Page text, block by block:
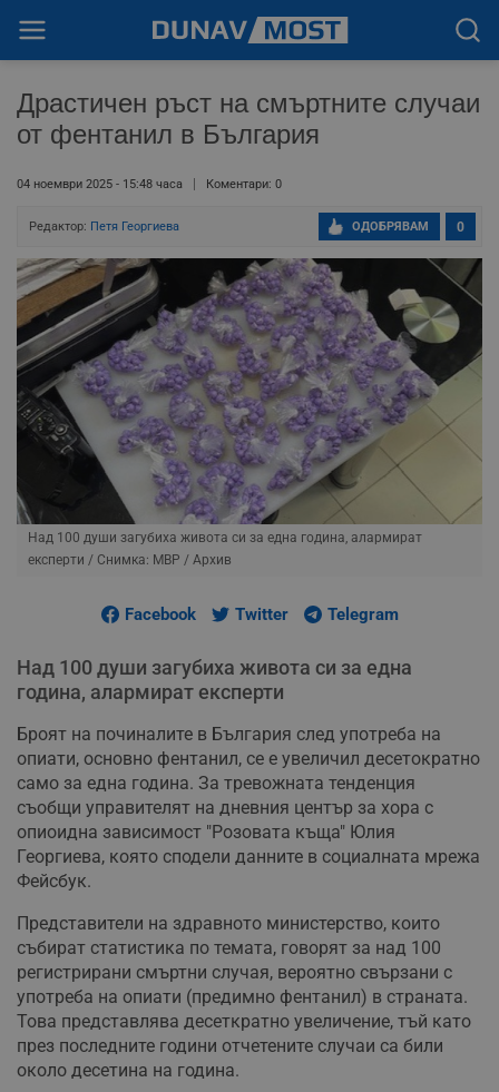
Драстичен ръст на смъртните случаи
от фентанил в България
04 ноември 2025 - 15:48 часа Коментари: 0
Редактор: Петя Георгиева 0
ОДОБРЯВАМ
Над 100 души загубиха живота си за една година, алармират
експерти / Снимка: МВР / Архив
Facebook Twitter Telegram
Над 100 души загубиха живота си за една
година, алармират експерти
Броят на починалите в България след употреба на
опиати, основно фентанил, се е увеличил десетократно
само за една година. За тревожната тенденция
съобщи управителят на дневния център за хора с
опиоидна зависимост "Розовата къща" Юлия
Георгиева, която сподели данните в социалната мрежа
Фейсбук.
Представители на здравното министерство, които
събират статистика по темата, говорят за над 100
регистрирани смъртни случая, вероятно свързани с
употреба на опиати (предимно фентанил) в страната.
Това представлява десеткратно увеличение, тъй като
през последните години отчетените случаи са били
около десетина на година.